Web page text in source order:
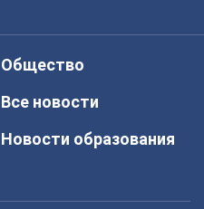
Общество
Все новости
Новости образования